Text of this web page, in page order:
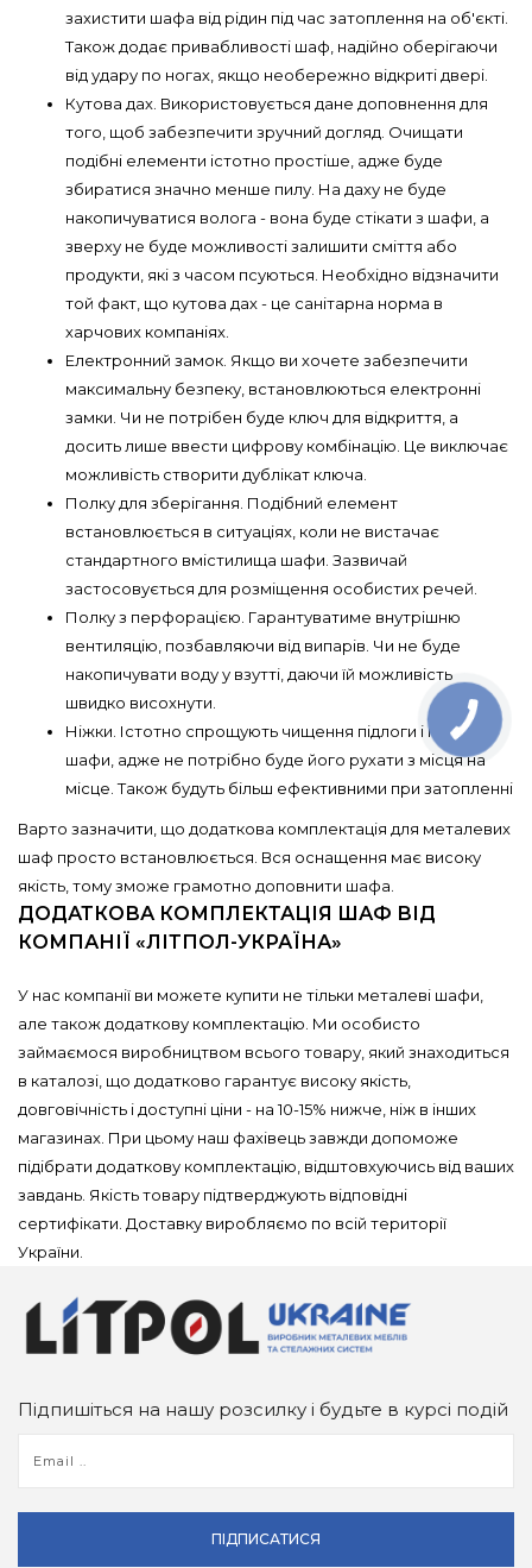
захистити шафа від рідин під час затоплення на об'єкті.
Також додає привабливості шаф, надійно оберігаючи
від удару по ногах, якщо необережно відкриті двері.
Кутова дах. Використовується дане доповнення для
того, щоб забезпечити зручний догляд. Очищати
подібні елементи істотно простіше, адже буде
збиратися значно менше пилу. На даху не буде
накопичуватися волога - вона буде стікати з шафи, а
зверху не буде можливості залишити сміття або
продукти, які з часом псуються. Необхідно відзначити
той факт, що кутова дах - це санітарна норма в
харчових компаніях.
Електронний замок. Якщо ви хочете забезпечити
максимальну безпеку, встановлюються електронні
замки. Чи не потрібен буде ключ для відкриття, а
досить лише ввести цифрову комбінацію. Це виключає
можливість створити дублікат ключа.
Полку для зберігання. Подібний елемент
встановлюється в ситуаціях, коли не вистачає
стандартного вмістилища шафи. Зазвичай
застосовується для розміщення особистих речей.
Полку з перфорацією. Гарантуватиме внутрішню
вентиляцію, позбавляючи від випарів. Чи не буде
накопичувати воду у взутті, даючи їй можливість
швидко висохнути.
Ніжки. Істотно спрощують чищення підлоги і підстави
шафи, адже не потрібно буде його рухати з місця на
місце. Також будуть більш ефективними при затопленні
Варто зазначити, що додаткова комплектація для металевих
шаф просто встановлюється. Вся оснащення має високу
якість, тому зможе грамотно доповнити шафа.
ДОДАТКОВА КОМПЛЕКТАЦІЯ ШАФ ВІД
КОМПАНІЇ «ЛІТПОЛ-УКРАЇНА»
У нас компанії ви можете купити не тільки металеві шафи,
але також додаткову комплектацію. Ми особисто
займаємося виробництвом всього товару, який знаходиться
в каталозі, що додатково гарантує високу якість,
довговічність і доступні ціни - на 10-15% нижче, ніж в інших
магазинах. При цьому наш фахівець завжди допоможе
підібрати додаткову комплектацію, відштовхуючись від ваших
завдань. Якість товару підтверджують відповідні
сертифікати. Доставку виробляємо по всій території
України.
Підпишіться на нашу розсилку і будьте в курсі подій
ПІДПИСАТИСЯ